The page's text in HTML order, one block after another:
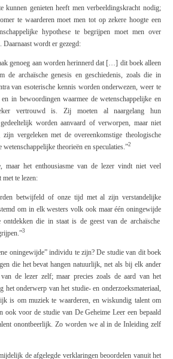
kunnen genieten heeft men verbeeldingskracht nodig;
te waarderen moet men tot op zekere hoogte een
hypothese te begrijpen moet men over
wordt er gezegd:
genoeg aan worden herinnerd dat […] dit boek alleen
de archaïsche genesis en geschiedenis, zoals die in
van esoterische kennis worden onderwezen, weer te
in bewoordingen waarmee de wetenschappelijke en
vertrouwd is. Zij moeten al naargelang hun
worden aanvaard of verworpen, maar niet
vergeleken met de overeenkomstige theologische
wetenschappelijke theorieën en speculaties.”2
het enthousiasme van de lezer vindt niet veel
te lezen:
betwijfeld of onze tijd met al zijn verstandelijke
om in elk westers volk ook maar één oningewijde
die in staat is de geest van de archaïsche
3
oningewijde” individu te zijn? De studie van dit boek
die het bevat hangen natuurlijk, net als bij elk ander
de lezer zelf; maar precies zoals de aard van het
het onderwerp van het studie- en onderzoeksmateriaal,
is om muziek te waarderen, en wiskundig talent om
ook voor de studie van De Geheime Leer een bepaald
onontbeerlijk. Zo worden we al in deInleiding zelf
de afgelegde verklaringen beoordelen vanuit het